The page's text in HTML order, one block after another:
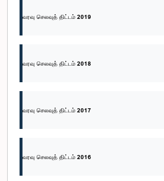
வரவு செலவுத் திட்டம் 2019
வரவு செலவுத் திட்டம் 2018
வரவு செலவுத் திட்டம் 2017
வரவு செலவுத் திட்டம் 2016